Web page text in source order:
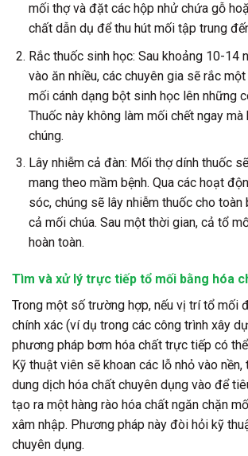
mối thợ và đặt các hộp nhử chứa gỗ
chất dẫn dụ để thu hút mối tập trung
Rắc thuốc sinh học: Sau khoảng 10-14
vào ăn nhiều, các chuyên gia sẽ rắc
mối cánh dạng bột sinh học lên những
Thuốc này không làm mối chết ngay mà
chúng.
Lây nhiễm cả đàn: Mối thợ dính thuốc
mang theo mầm bệnh. Qua các hoạt
sóc, chúng sẽ lây nhiễm thuốc cho toàn
cả mối chúa. Sau một thời gian, cả tổ
hoàn toàn.
Tìm và xử lý trực tiếp tổ mối bằng hóa
Trong một số trường hợp, nếu vị trí tổ mối
chính xác (ví dụ trong các công trình xây
phương pháp bơm hóa chất trực tiếp có
Kỹ thuật viên sẽ khoan các lỗ nhỏ vào
dung dịch hóa chất chuyên dụng vào để
tạo ra một hàng rào hóa chất ngăn chặn
xâm nhập. Phương pháp này đòi hỏi kỹ
chuyên dụng.